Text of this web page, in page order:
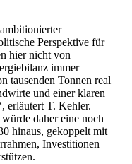
Perspektive für
hier nicht von
immer
tausenden Tonnen real
und einer klaren
erläutert T. Kehler.
daher eine noch
hinaus, gekoppelt mit
Investitionen